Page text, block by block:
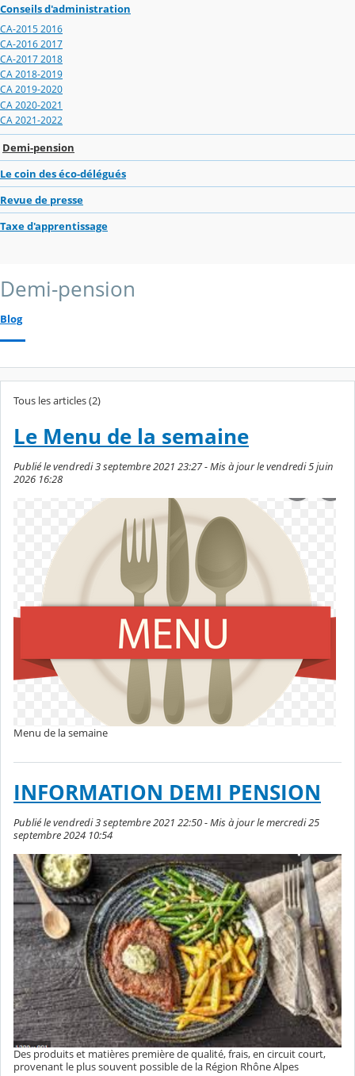
Conseils d'administration
CA-2015 2016
CA-2016 2017
CA-2017 2018
CA 2018-2019
CA 2019-2020
CA 2020-2021
CA 2021-2022
Demi-pension
Le coin des éco-délégués
Revue de presse
Taxe d'apprentissage
Demi-pension
Blog
Tous les articles (2)
Le Menu de la semaine
Publié le vendredi 3 septembre 2021 23:27 - Mis à jour le vendredi 5 juin
2026 16:28
Menu de la semaine
INFORMATION DEMI PENSION
Publié le vendredi 3 septembre 2021 22:50 - Mis à jour le mercredi 25
septembre 2024 10:54
Des produits et matières première de qualité, frais, en circuit court,
provenant le plus souvent possible de la Région Rhône Alpes